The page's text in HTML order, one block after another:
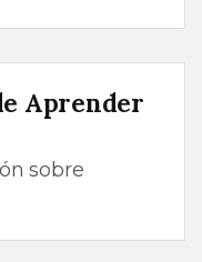
Aprender
sobre